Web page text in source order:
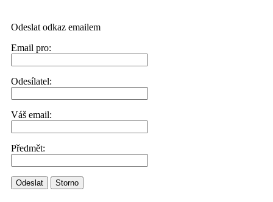
Odeslat odkaz emailem
Email pro:
Odesílatel:
Váš email:
Předmět:
Odeslat Storno